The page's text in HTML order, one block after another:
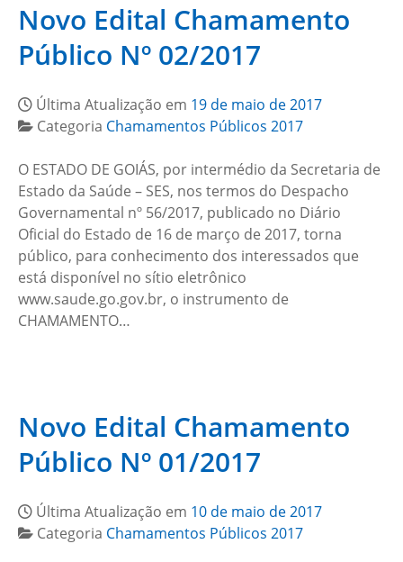
Novo Edital Chamamento
Público Nº 02/2017
Última Atualização em 19 de maio de 2017
Categoria Chamamentos Públicos 2017
O ESTADO DE GOIÁS, por intermédio da Secretaria de
Estado da Saúde – SES, nos termos do Despacho
Governamental nº 56/2017, publicado no Diário
Oficial do Estado de 16 de março de 2017, torna
público, para conhecimento dos interessados que
está disponível no sítio eletrônico
www.saude.go.gov.br, o instrumento de
CHAMAMENTO…
Novo Edital Chamamento
Público Nº 01/2017
Última Atualização em 10 de maio de 2017
Categoria Chamamentos Públicos 2017